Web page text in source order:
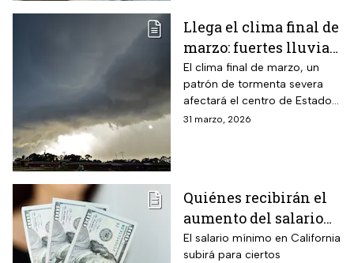
Llega el clima final de
marzo: fuertes lluvias
y riesgo de
inundaciones en EUA
El clima final de marzo, un
patrón de tormenta severa
afectará el centro de Estados
Unidos esta semana, dejará
31 marzo, 2026
Quiénes recibirán el
aumento del salario
mínimo en California
El salario mínimo en California
subirá para ciertos